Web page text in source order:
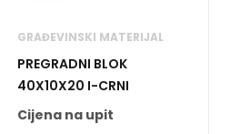
GRAĐEVINSKI MATERIJAL
PREGRADNI BLOK
40X10X20 I-CRNI
Cijena na upit